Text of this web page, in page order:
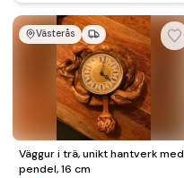
Västerås
Väggur i trä, unikt hantverk med
pendel, 16 cm